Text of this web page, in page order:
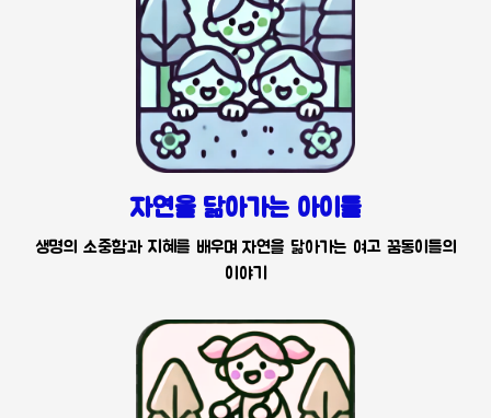
자연을 닮아가는 아이들
생명의 소중함과 지혜를 배우며 자연을 닮아가는 여고 꿈동이들의
이야기